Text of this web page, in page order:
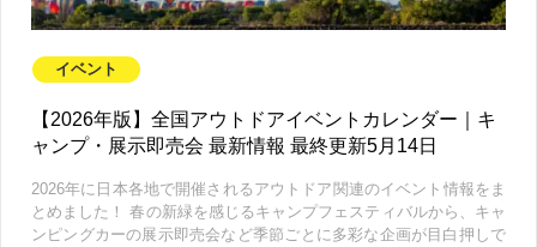
イベント
【2026年版】全国アウトドアイベントカレンダー｜キ
ャンプ・展示即売会 最新情報 最終更新5月14日
2026年に日本各地で開催されるアウトドア関連のイベント情報をま
とめました！ 春の新緑を感じるキャンプフェスティバルから、キャ
ンピングカーの展示即売会など季節ごとに多彩な企画が目白押しで